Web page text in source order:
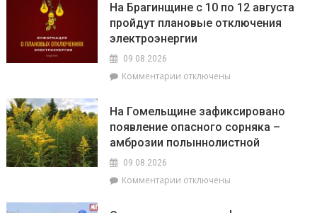
На Брагинщине с 10 по 12 августа
пройдут плановые отключения
электроэнергии
09.08.2026
Комментарии к
Брагинщине
с
10
августа
отключены
На Гомельщине зафиксировано
появление опасного сорняка –
амброзии полыннолистной
09.08.2026
Комментарии котключены